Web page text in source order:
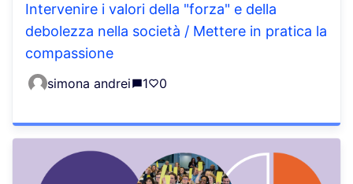
Intervenire i valori della "forza" e della
debolezza nella società / Mettere in pratica la
compassione
simona andrei 1 0